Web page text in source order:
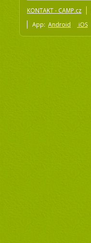
KONTAKT - CAMP.cz
App: Android iOS